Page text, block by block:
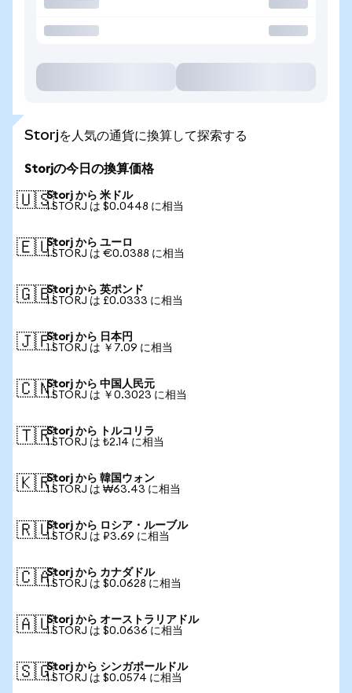
Storjを人気の通貨に換算して探索する
Storjの今日の換算価格
🇺🇸Storj から 米ドル
1 STORJ は $0.0448 に相当
🇪🇺Storj から ユーロ
1 STORJ は €0.0388 に相当
🇬🇧Storj から 英ポンド
1 STORJ は £0.0333 に相当
🇯🇵Storj から 日本円
1 STORJ は ￥7.09 に相当
🇨🇳Storj から 中国人民元
1 STORJ は ￥0.3023 に相当
🇹🇷Storj から トルコリラ
1 STORJ は ₺2.14 に相当
🇰🇷Storj から 韓国ウォン
1 STORJ は ₩63.43 に相当
🇷🇺Storj から ロシア・ルーブル
1 STORJ は ₽3.69 に相当
🇨🇦Storj から カナダドル
1 STORJ は $0.0628 に相当
🇦🇺Storj から オーストラリアドル
1 STORJ は $0.0636 に相当
🇸🇬Storj から シンガポールドル
1 STORJ は $0.0574 に相当